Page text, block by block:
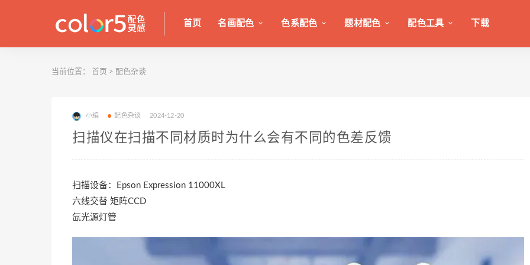
首页 名画配色 色系配色 题材配色 配色工具 下载
当前位置： 首页 > 配色杂谈
小编 配色杂谈 2024-12-20
扫描仪在扫描不同材质时为什么会有不同的色差反馈
扫描设备：Epson Expression 11000XL
六线交替 矩阵CCD
氙光源灯管